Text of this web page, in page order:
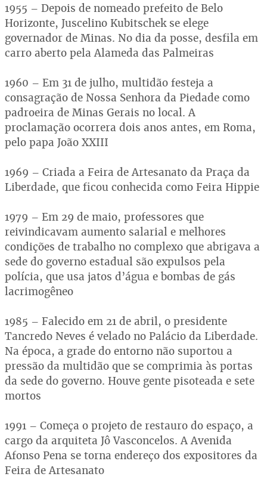
1955 – Depois de nomeado prefeito de Belo
Horizonte, Juscelino Kubitschek se elege
governador de Minas. No dia da posse, desfila em
carro aberto pela Alameda das Palmeiras
1960 – Em 31 de julho, multidão festeja a
consagração de Nossa Senhora da Piedade como
padroeira de Minas Gerais no local. A
proclamação ocorrera dois anos antes, em Roma,
pelo papa João XXIII
1969 – Criada a Feira de Artesanato da Praça da
Liberdade, que ficou conhecida como Feira Hippie
1979 – Em 29 de maio, professores que
reivindicavam aumento salarial e melhores
condições de trabalho no complexo que abrigava a
sede do governo estadual são expulsos pela
polícia, que usa jatos d’água e bombas de gás
lacrimogêneo
1985 – Falecido em 21 de abril, o presidente
Tancredo Neves é velado no Palácio da Liberdade.
Na época, a grade do entorno não suportou a
pressão da multidão que se comprimia às portas
da sede do governo. Houve gente pisoteada e sete
mortos
1991 – Começa o projeto de restauro do espaço, a
cargo da arquiteta Jô Vasconcelos. A Avenida
Afonso Pena se torna endereço dos expositores da
Feira de Artesanato